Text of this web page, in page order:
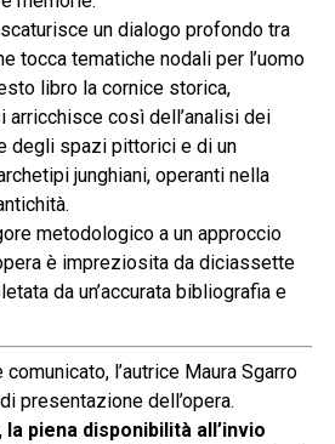
un dialogo profondo tra
tocca tematiche nodali per l’uomo
libro la cornice storica,
così dell’analisi dei
degli spazi pittorici e di un
junghiani, operanti nella
metodologico a un approccio
è impreziosita da diciassette
da un’accurata bibliografia e
l’autrice Maura Sgarro
presentazione dell’opera.
piena disponibilità all’invio